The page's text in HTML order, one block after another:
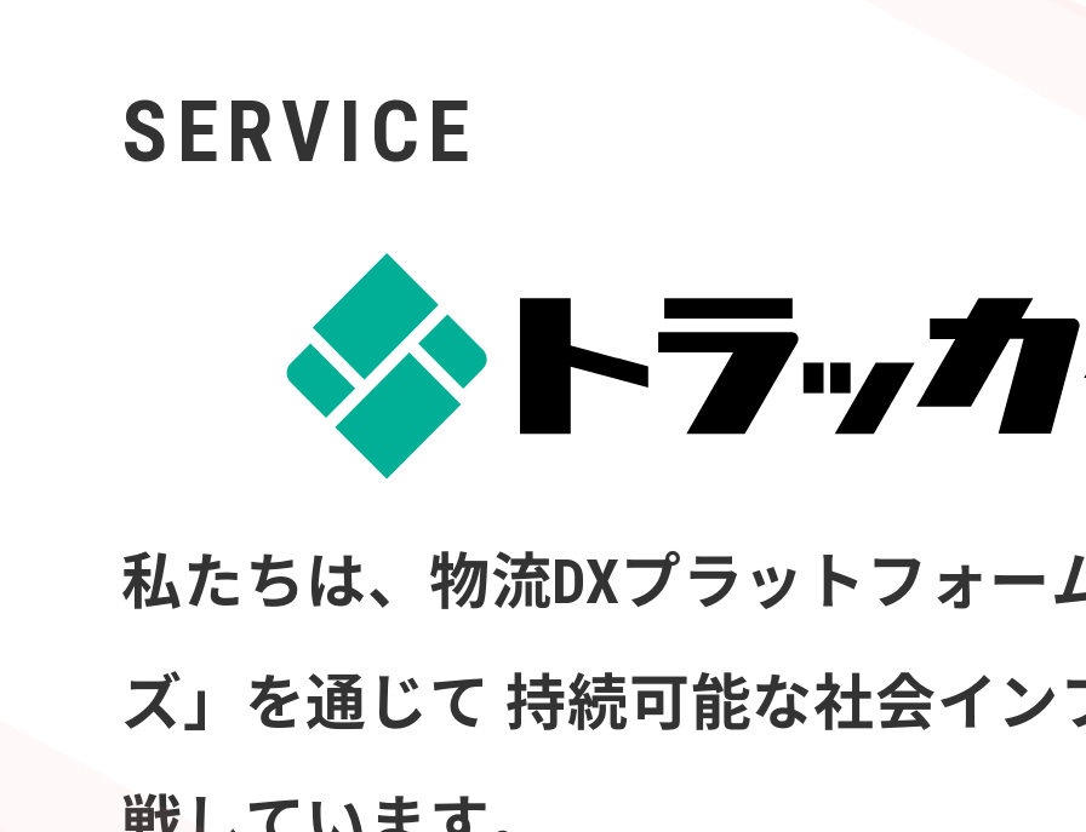
SERVICE
私たちは、物流DXプラットフォー
ズ」を通じて 持続可能な社会イン